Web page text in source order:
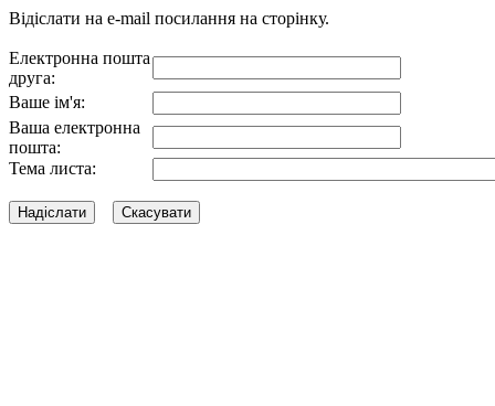
Відіслати на e-mail посилання на сторінку.
Електронна пошта
друга:
Ваше ім'я:
Ваша електронна
пошта:
Тема листа: